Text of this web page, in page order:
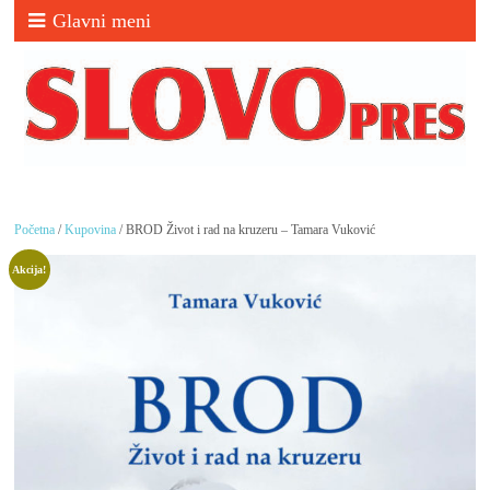
Glavni meni
Početna /Kupovina / BROD Život i rad na kruzeru – Tamara Vuković
Akcija!